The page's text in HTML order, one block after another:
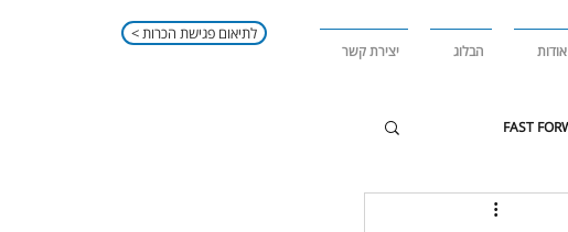
< לתיאום פגישת הכרות
אודות הבלוג יצירת קשר